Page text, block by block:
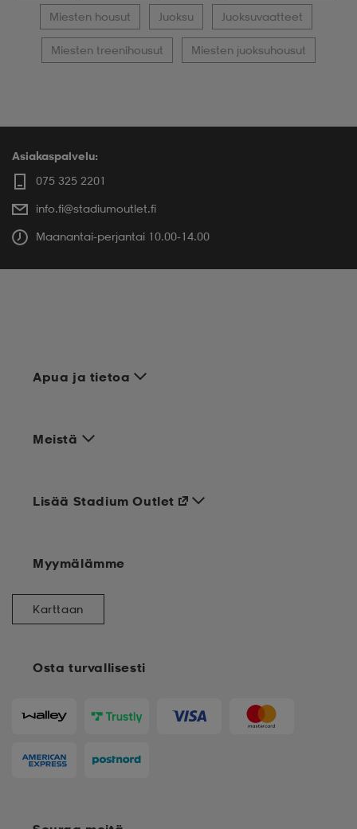
Miesten housut Juoksu Juoksuvaatteet
Miesten treenihousut Miesten juoksuhousut
Asiakaspalvelu:
075 325 2201
info.fi@stadiumoutlet.fi
Maanantai-perjantai 10.00-14.00
Apua ja tietoa
Meistä
Osta turvallisesti
Lisää Stadium Outlet
Myymälämme
Karttaan